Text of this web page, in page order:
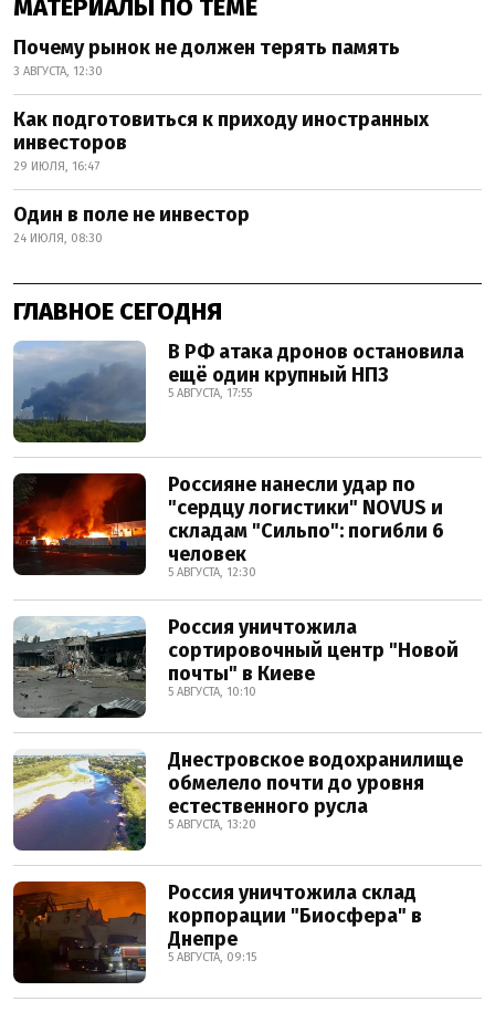
МАТЕРИАЛЫ ПО ТЕМЕ
Почему рынок не должен терять память
3 АВГУСТА, 12:30
Как подготовиться к приходу иностранных
инвесторов
29 ИЮЛЯ, 16:47
Один в поле не инвестор
24 ИЮЛЯ, 08:30
ГЛАВНОЕ СЕГОДНЯ
В РФ атака дронов остановила
ещё один крупный НПЗ
5 АВГУСТА, 17:55
Россияне нанесли удар по
"сердцу логистики" NOVUS и
складам "Сильпо": погибли 6
человек
5 АВГУСТА, 12:30
Россия уничтожила
сортировочный центр "Новой
почты" в Киеве
5 АВГУСТА, 10:10
Днестровское водохранилище
обмелело почти до уровня
естественного русла
5 АВГУСТА, 13:20
Россия уничтожила склад
корпорации "Биосфера" в
Днепре
5 АВГУСТА, 09:15